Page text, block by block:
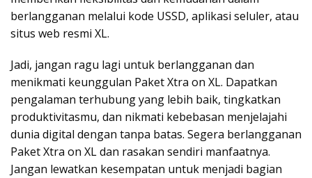
berlangganan melalui kode USSD, aplikasi seluler, atau
situs web resmi XL.
Jadi, jangan ragu lagi untuk berlangganan dan
menikmati keunggulan Paket Xtra on XL. Dapatkan
pengalaman terhubung yang lebih baik, tingkatkan
produktivitasmu, dan nikmati kebebasan menjelajahi
dunia digital dengan tanpa batas. Segera berlangganan
Paket Xtra on XL dan rasakan sendiri manfaatnya.
Jangan lewatkan kesempatan untuk menjadi bagian